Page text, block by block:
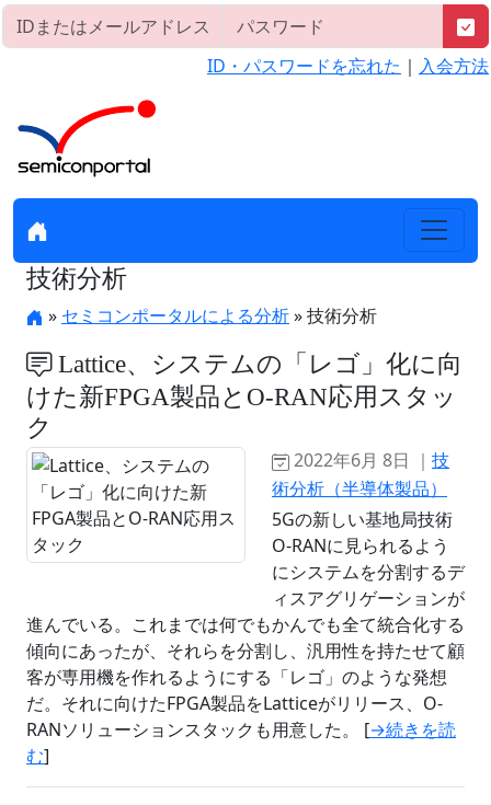
ID・パスワードを忘れた ｜ 入会方法
技術分析
» セミコンポータルによる分析» 技術分析
Lattice、システムの「レゴ」化に向
けた新FPGA製品とO-RAN応用スタッ
ク
2022年6月 8日 ｜ 技
術分析（半導体製品）
5Gの新しい基地局技術
O-RANに見られるよう
にシステムを分割するデ
ィスアグリゲーションが
進んでいる。これまでは何でもかんでも全て統合化する
傾向にあったが、それらを分割し、汎用性を持たせて顧
客が専用機を作れるようにする「レゴ」のような発想
だ。それに向けたFPGA製品をLatticeがリリース、O-
RANソリューションスタックも用意した。 [→続きを読
む]